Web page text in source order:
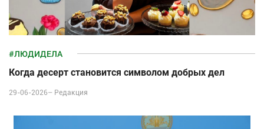
#ЛЮДИДЕЛА
Когда десерт становится символом добрых дел
29-06-2026– Редакция